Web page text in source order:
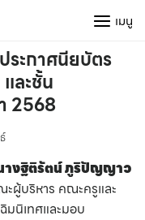
เมนู
ระกาศนียบัตร
ละชั้น
2568
างฐิติรัตน์ ภูริปัญญาว
ะผู้บริหาร คณะครูและ
มนิเทศและมอบ